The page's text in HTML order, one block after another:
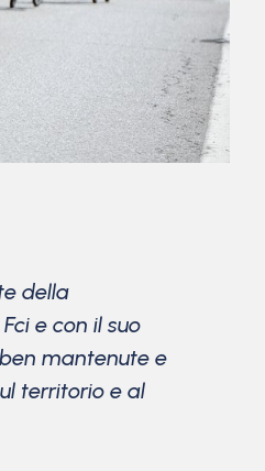
della
e con il suo
mantenute e
territorio e al